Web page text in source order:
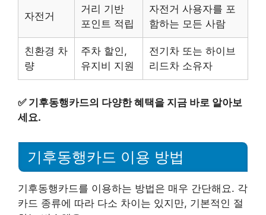
자전거
거리 기반
포인트 적립
자전거 사용자를 포
함하는 모든 사람
친환경 차
량
주차 할인,
유지비 지원
전기차 또는 하이브
리드차 소유자
✅ 기후동행카드의 다양한 혜택을 지금 바로 알아보
세요.
기후동행카드 이용 방법
기후동행카드를 이용하는 방법은 매우 간단해요. 각
카드 종류에 따라 다소 차이는 있지만, 기본적인 절